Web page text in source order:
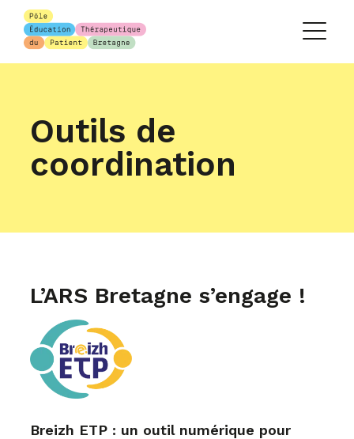
Outils de
coordination
L’ARS Bretagne s’engage !
Breizh ETP : un outil numérique pour